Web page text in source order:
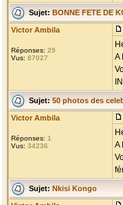
Sujet: BONNE FETE DE
Victor Ambila
Réponses: 29
Vus: 87027
A
Sujet: 50 photos des
Victor Ambila
Réponses: 1
Vus: 34236
A
Sujet: Nkisi Kongo